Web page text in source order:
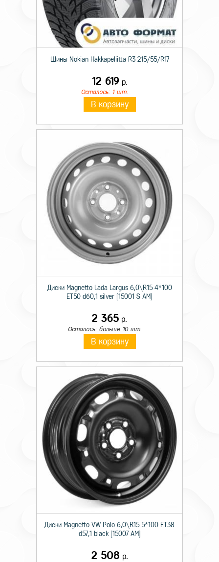
Шины Nokian Hakkapeliitta R3 215/55/R17
12 619р.
Осталось: 1 шт.
В корзину
Диски Magnetto Lada Largus 6,0\R15 4*100
ET50 d60,1 silver [15001 S AM]
2 365 р.
Осталось: больше 10 шт.
В корзину
Диски Magnetto VW Polo 6,0\R15 5*100 ET38
d57,1 black [15007 AM]
2 508 р.